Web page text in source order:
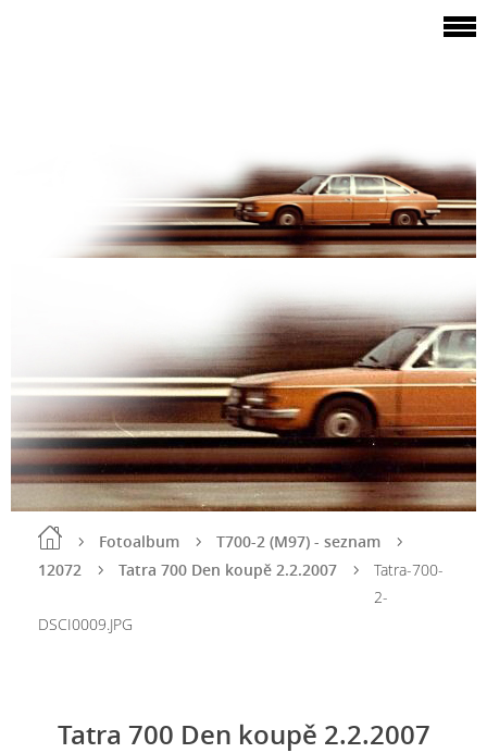
Fotoalbum
T700-2 (M97) - seznam
12072
Tatra 700 Den koupě 2.2.2007
Tatra-700-
2-
DSCI0009.JPG
Tatra 700 Den koupě 2.2.2007